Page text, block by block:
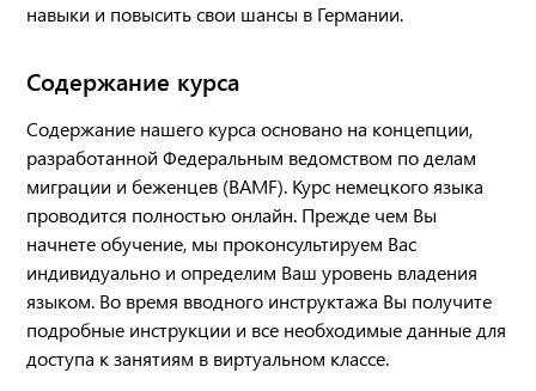
навыки и повысить свои шансы в Германии.
Содержание курса
Содержание нашего курса основано на концепции,
разработанной Федеральным ведомством по делам
миграции и беженцев (BAMF). Курс немецкого языка
проводится полностью онлайн. Прежде чем Вы
начнете обучение, мы проконсультируем Вас
индивидуально и определим Ваш уровень владения
языком. Во время вводного инструктажа Вы получите
подробные инструкции и все необходимые данные для
доступа к занятиям в виртуальном классе.